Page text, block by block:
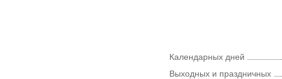
Календарных дней
Выходных и праздничных